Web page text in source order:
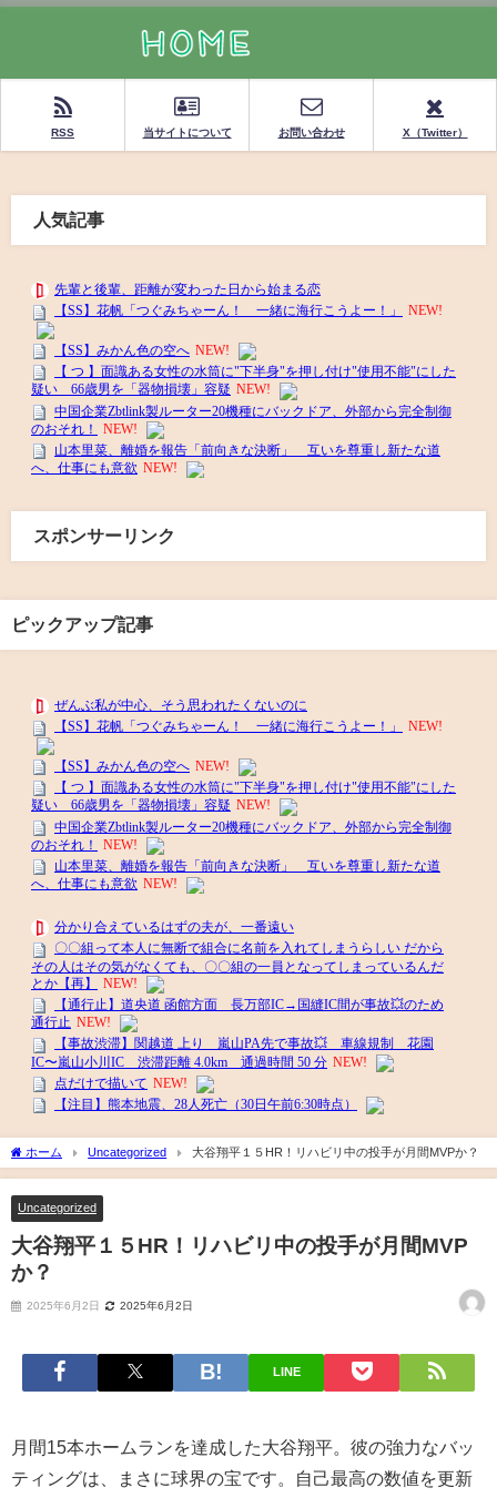
RSS 当サイトについて お問い合わせ X（Twitter）
人気記事
スポンサーリンク
ピックアップ記事
ホーム Uncategorized 大谷翔平１５HR！リハビリ中の投手が月間MVPか？
Uncategorized
大谷翔平１５HR！リハビリ中の投手が月間MVP
か？
2025年6月2日 2025年6月2日
LINE
月間15本ホームランを達成した大谷翔平。彼の強力なバッ
ティングは、まさに球界の宝です。自己最高の数値を更新